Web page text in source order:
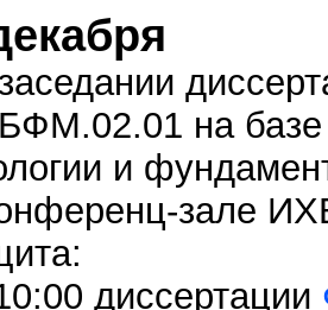
на базе
и
зале
диссертации